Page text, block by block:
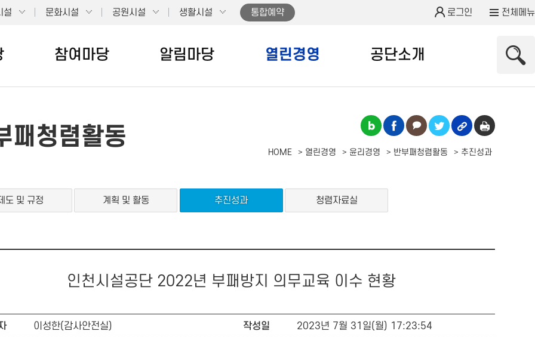
설 문화시설 공원시설 생활시설 통합예약 로그인 전체메뉴
참여마당 알림마당 열린경영 공단소개
패청렴활동
HOME 열린경영 윤리경영 반부패청렴활동 추진성과
도 및 규정 계획 및 활동 추진성과 청렴자료실
인천시설공단 2022년 부패방지 의무교육 이수 현황
이성한(감사안전실) 작성일 2023년 7월 31일(월) 17:23:54